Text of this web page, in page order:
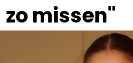
zo missen"